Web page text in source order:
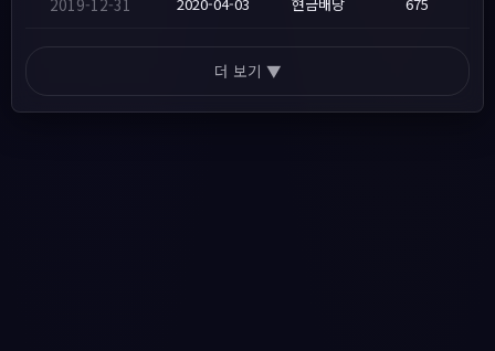
2019-12-31
더 보기 ▼